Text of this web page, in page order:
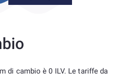
di cambio è 0 ILV. Le tariffe da